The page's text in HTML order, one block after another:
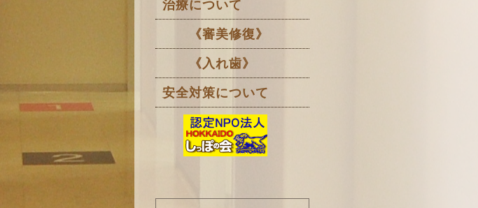
治療について
《審美修復》
《入れ歯》
安全対策について